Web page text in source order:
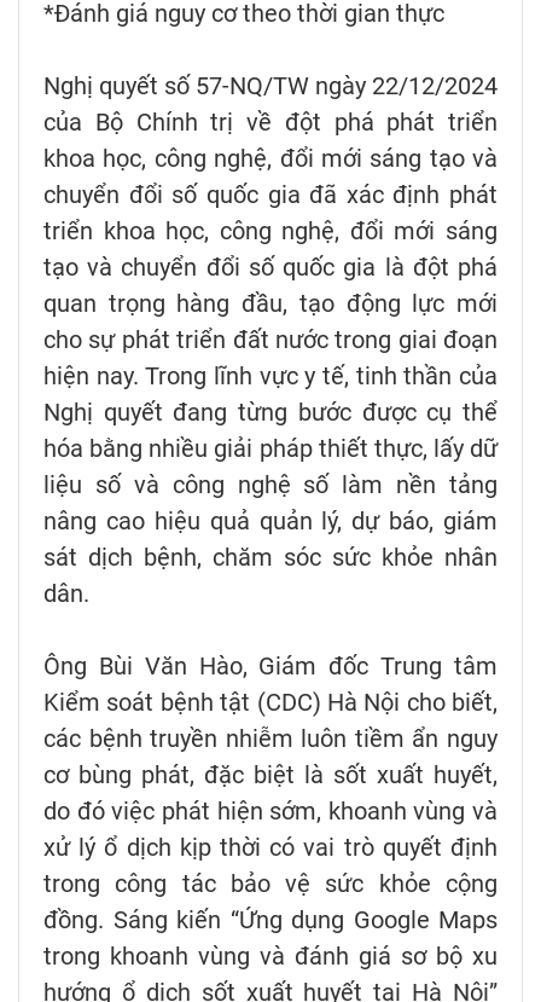
*Đánh giá nguy cơ theo thời gian thực
Nghị quyết số 57-NQ/TW ngày 22/12/2024
của Bộ Chính trị về đột phá phát triển
khoa học, công nghệ, đổi mới sáng tạo và
chuyển đổi số quốc gia đã xác định phát
triển khoa học, công nghệ, đổi mới sáng
tạo và chuyển đổi số quốc gia là đột phá
quan trọng hàng đầu, tạo động lực mới
cho sự phát triển đất nước trong giai đoạn
hiện nay. Trong lĩnh vực y tế, tinh thần của
Nghị quyết đang từng bước được cụ thể
hóa bằng nhiều giải pháp thiết thực, lấy dữ
liệu số và công nghệ số làm nền tảng
nâng cao hiệu quả quản lý, dự báo, giám
sát dịch bệnh, chăm sóc sức khỏe nhân
dân.
Ông Bùi Văn Hào, Giám đốc Trung tâm
Kiểm soát bệnh tật (CDC) Hà Nội cho biết,
các bệnh truyền nhiễm luôn tiềm ẩn nguy
cơ bùng phát, đặc biệt là sốt xuất huyết,
do đó việc phát hiện sớm, khoanh vùng và
xử lý ổ dịch kịp thời có vai trò quyết định
trong công tác bảo vệ sức khỏe cộng
đồng. Sáng kiến “Ứng dụng Google Maps
trong khoanh vùng và đánh giá sơ bộ xu
hướng ổ dịch sốt xuất huyết tại Hà Nội”